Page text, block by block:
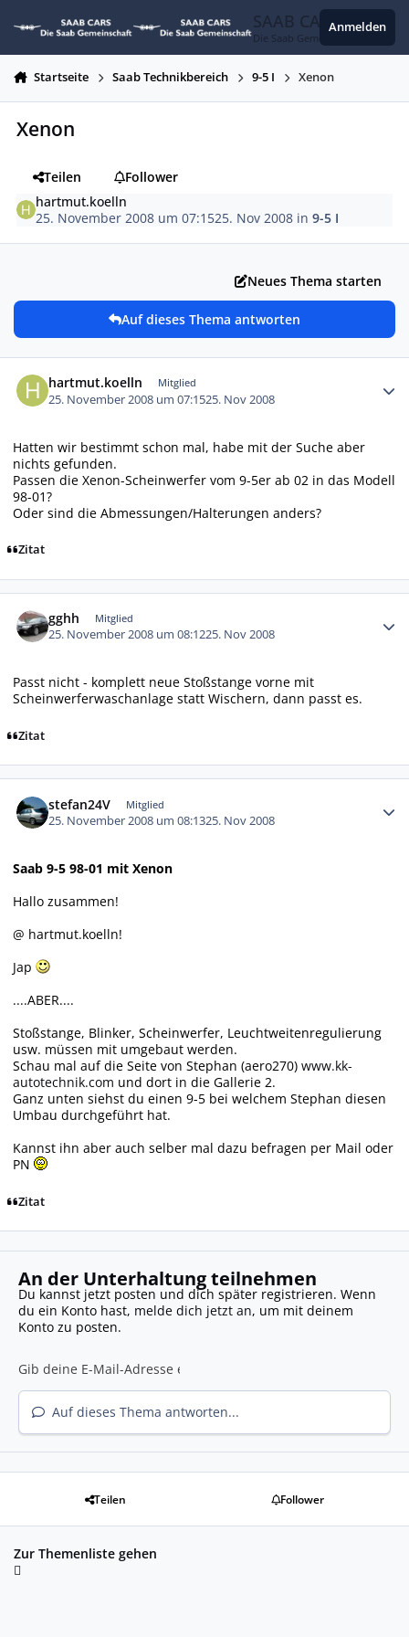
SAAB CARS
Die Saab Gemeinschaft
Anmelden
Startseite Saab Technikbereich 9-5 I Xenon
Xenon
Teilen
Follower
hartmut.koelln
25. November 2008 um 07:1525. Nov 2008 in9-5 I
Neues Thema starten
Auf dieses Thema antworten
hartmut.koelln Mitglied
25. November 2008 um 07:1525. Nov 2008
Hatten wir bestimmt schon mal, habe mit der Suche aber
nichts gefunden.
Passen die Xenon-Scheinwerfer vom 9-5er ab 02 in das Modell
98-01?
Oder sind die Abmessungen/Halterungen anders?
Zitat
gghh Mitglied
25. November 2008 um 08:1225. Nov 2008
Passt nicht - komplett neue Stoßstange vorne mit
Scheinwerferwaschanlage statt Wischern, dann passt es.
Zitat
stefan24V Mitglied
25. November 2008 um 08:1325. Nov 2008
Saab 9-5 98-01 mit Xenon
Hallo zusammen!
@ hartmut.koelln!
Jap
....ABER....
Stoßstange, Blinker, Scheinwerfer, Leuchtweitenregulierung
usw. müssen mit umgebaut werden.
Schau mal auf die Seite von Stephan (aero270) www.kk-
autotechnik.com und dort in die Gallerie 2.
Ganz unten siehst du einen 9-5 bei welchem Stephan diesen
Umbau durchgeführt hat.
Kannst ihn aber auch selber mal dazu befragen per Mail oder
PN
Zitat
An der Unterhaltung teilnehmen
Du kannst jetzt posten und dich später registrieren. Wenn
du ein Konto hast, melde dich jetzt an, um mit deinem
Konto zu posten.
Auf dieses Thema antworten...
Teilen Follower
Zur Themenliste gehen